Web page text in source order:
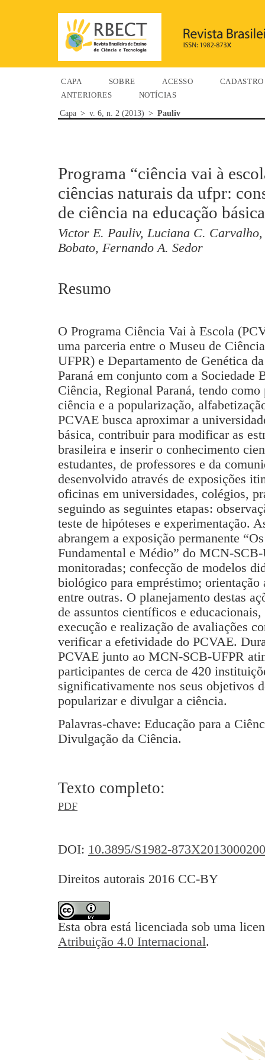
CAPA SOBRE ACESSO
CADASTRO
ANTERIORES
NOTÍCIAS
Capa > v. 6, n. 2 (2013) > Pauliv
Programa “ciência vai à
ciências naturais da ufpr:
de ciência na educação básica
Victor E. Pauliv, Luciana C.
Bobato, Fernando A. Sedor
Resumo
O Programa Ciência Vai à Escola
uma parceria entre o Museu de
UFPR) e Departamento de Genética
Paraná em conjunto com a Sociedade
Ciência, Regional Paraná, tendo como
ciência e a popularização,
PCVAE busca aproximar a
básica, contribuir para modificar as
brasileira e inserir o conhecimento
estudantes, de professores e da
desenvolvido através de exposições
oficinas em universidades, colégios,
seguindo as seguintes etapas:
teste de hipóteses e experimentação.
abrangem a exposição permanente
Fundamental e Médio” do MCN-
monitoradas; confecção de modelos
biológico para empréstimo; orientação
entre outras. O planejamento destas
de assuntos científicos e
execução e realização de avaliações
verificar a efetividade do PCVAE.
PCVAE junto ao MCN-SCB-UFPR
participantes de cerca de 420
significativamente nos seus objetivos
popularizar e divulgar a ciência.
Palavras-chave: Educação para a
Divulgação da Ciência.
Texto completo:
PDF
DOI: 10.3895/S1982-
Direitos autorais 2016 CC-BY
Esta obra está licenciada sob uma
Atribuição 4.0 Internacional.